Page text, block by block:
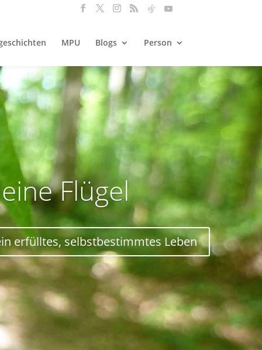
MPU Blogs Person
Flügel
erfülltes, selbstbestimmtes Leben